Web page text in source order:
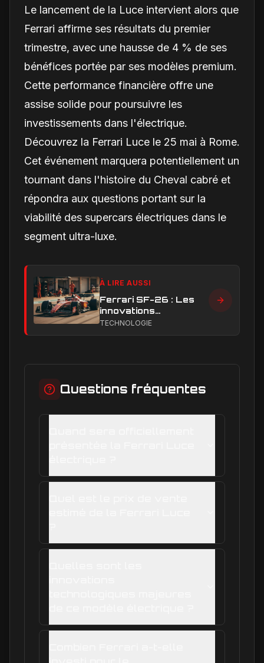
Le lancement de la Luce intervient alors que
Ferrari affirme ses résultats du premier
trimestre, avec une hausse de 4 % de ses
bénéfices portée par ses modèles premium.
Cette performance financière offre une
assise solide pour poursuivre les
investissements dans l'électrique.
Découvrez la Ferrari Luce le 25 mai à Rome.
Cet événement marquera potentiellement un
tournant dans l'histoire du Cheval cabré et
répondra aux questions portant sur la
viabilité des supercars électriques dans le
segment ultra-luxe.
À LIRE AUSSI
Ferrari SF-26 : Les
innovations
aérodynamiques qui
TECHNOLOGIE
Questions fréquentes